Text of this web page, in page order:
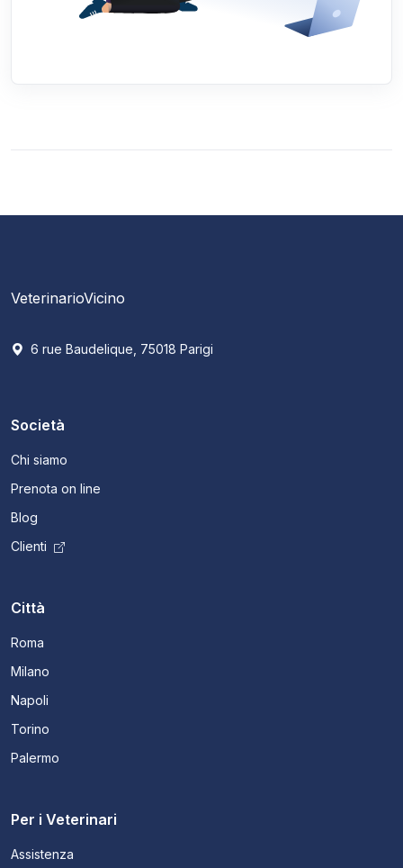
VeterinarioVicino
6 rue Baudelique, 75018 Parigi
Società
Chi siamo
Prenota on line
Blog
Clienti
Città
Roma
Milano
Napoli
Torino
Palermo
Per i Veterinari
Assistenza